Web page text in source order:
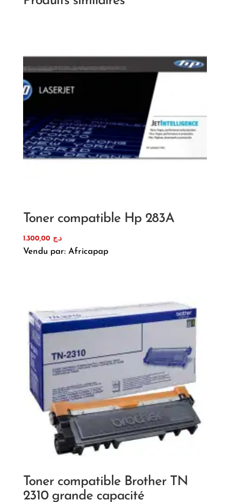
Toner compatible Hp 283A
د.ج 1.300,00
Vendu par: Africapap
Toner compatible Brother TN
2310 grande capacité